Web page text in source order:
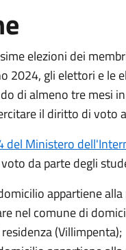
elezioni dei
2024, gli elettori e
di almeno tre mesi
il diritto di voto
del Ministero
da parte degli
appartiene
nel comune di
(Villimpenta);